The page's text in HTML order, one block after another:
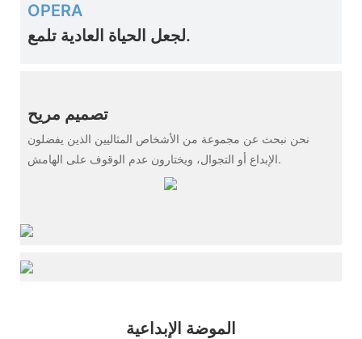
OPERA
لجعل الحياة العاديةتلمع.
تصميم مريح
نحن نبحث عن مجموعة من الأشخاص المثاليين الذين يفضلون
الإبداع أو التجوال، ويختارون عدم الوقوف على الهامش.
الموضة الإبداعية